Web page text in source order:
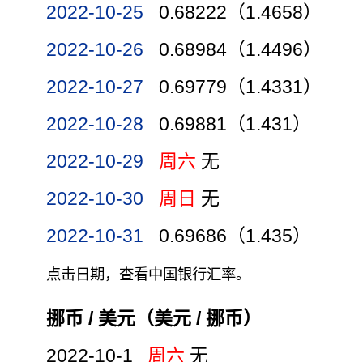
2022-10-25
0.68222（1.4658）
2022-10-26
0.68984（1.4496）
2022-10-27
0.69779（1.4331）
2022-10-28
0.69881（1.431）
2022-10-29
周六 无
2022-10-30
周日 无
2022-10-31
0.69686（1.435）
点击日期，查看中国银行汇率。
挪币 / 美元（美元 / 挪币）
2022-10-1 周六 无